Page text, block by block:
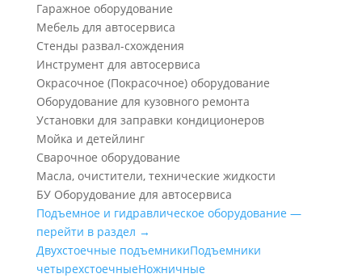
Гаражное оборудование
Мебель для автосервиса
Стенды развал-схождения
Инструмент для автосервиса
Окрасочное (Покрасочное) оборудование
Оборудование для кузовного ремонта
Установки для заправки кондиционеров
Мойка и детейлинг
Сварочное оборудование
Масла, очистители, технические жидкости
БУ Оборудование для автосервиса
Подъемное и гидравлическое оборудование —
перейти в раздел →
Двухстоечные подъемникиПодъемники
четырехстоечныеНожничные